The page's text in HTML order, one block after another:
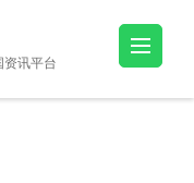
讯平台